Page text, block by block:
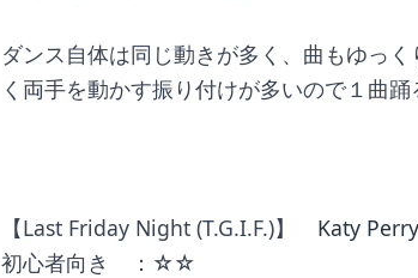
ダンス自体は同じ動きが多く、曲もゆっ
く両手を動かす振り付けが多いので１曲踊
【Last Friday Night (T.G.I.F.)】 Katy Perry
初心者向き　：☆☆